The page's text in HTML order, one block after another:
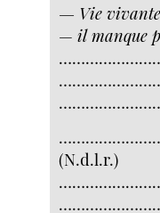
— Vie
—il manque
(N.d.l.r.)